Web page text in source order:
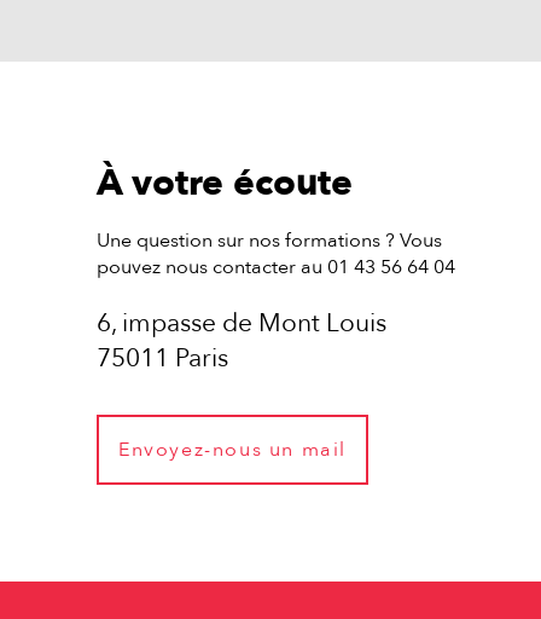
À votre écoute
Une question sur nos formations ? Vous
pouvez nous contacter au 01 43 56 64 04
6, impasse de Mont Louis
75011 Paris
Envoyez-nous un mail